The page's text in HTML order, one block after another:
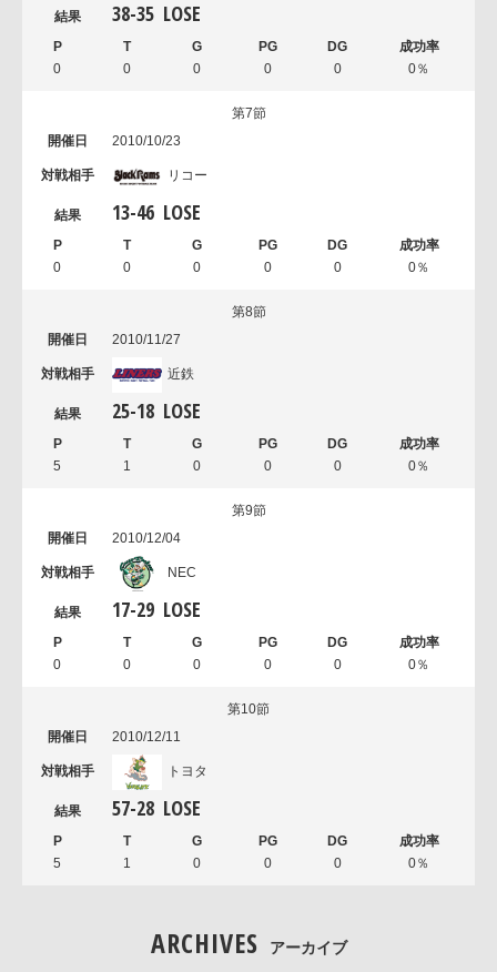
38-35 LOSE
0 0 0 0 0 0％
第7節
2010/10/23
リコー
13-46 LOSE
0 0 0 0 0 0％
第8節
2010/11/27
近鉄
25-18 LOSE
5 1 0 0 0 0％
第9節
2010/12/04
NEC
17-29 LOSE
0 0 0 0 0 0％
第10節
2010/12/11
トヨタ
57-28 LOSE
5 1 0 0 0 0％
ARCHIVES アーカイブ